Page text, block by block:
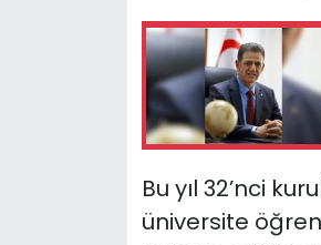
Bu yıl 32’nci
üniversite
Video Galeri
Yazarlar